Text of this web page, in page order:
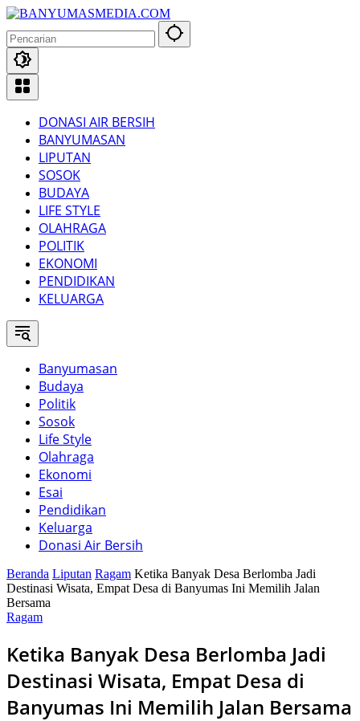
Langsung
konten
DONASI AIR BERSIH
BANYUMASAN
LIPUTAN
SOSOK
BUDAYA
LIFE STYLE
OLAHRAGA
POLITIK
EKONOMI
PENDIDIKAN
KELUARGA
Banyumasan
Budaya
Politik
Sosok
Life Style
Olahraga
Ekonomi
Esai
Pendidikan
Keluarga
Donasi Air Bersih
Beranda Liputan Ragam Ketika Banyak Desa Berlomba Jadi
Destinasi Wisata, Empat Desa di Banyumas Ini Memilih Jalan
Bersama
Ragam
Ketika Banyak Desa Berlomba Jadi
Destinasi Wisata, Empat Desa di
Banyumas Ini Memilih Jalan Bersama